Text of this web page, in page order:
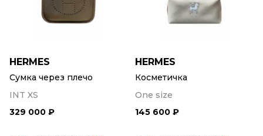
HERMES
Сумка через плечо
INT XS
329 000 ₽
HERMES
Косметичка
One size
145 600 ₽